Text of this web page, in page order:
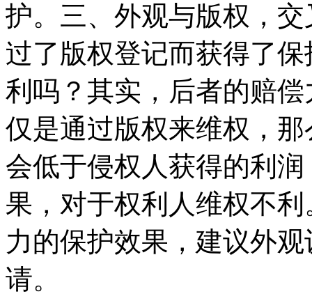
护。三、外观与版权，
过了版权登记而获得了
利吗？其实，后者的赔
仅是通过版权来维权，
会低于侵权人获得的利
果，对于权利人维权不
力的保护效果，建议外
请。